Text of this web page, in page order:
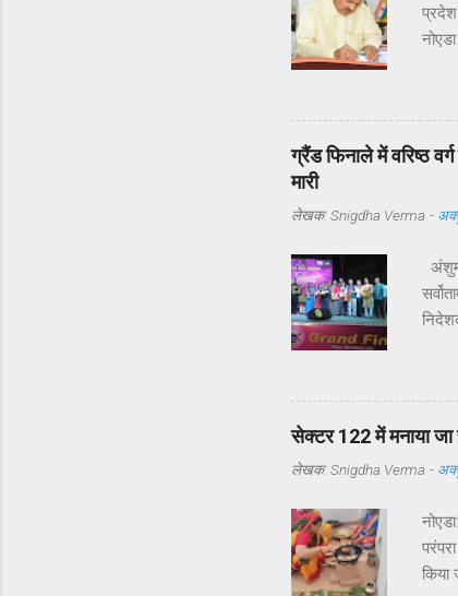
प्रदेश
सेक्टर
ग्रैंड फिनाले में वरिष्ठ
मारी
लेखक: Snigdha Verma -
7
सेक्टर 122 में मनाया जा
लेखक: Snigdha Verma -
किया